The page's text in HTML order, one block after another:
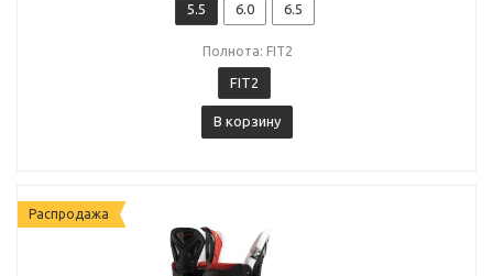
5.5 6.0 6.5
Полнота: FIT2
FIT2
В корзину
Распродажа